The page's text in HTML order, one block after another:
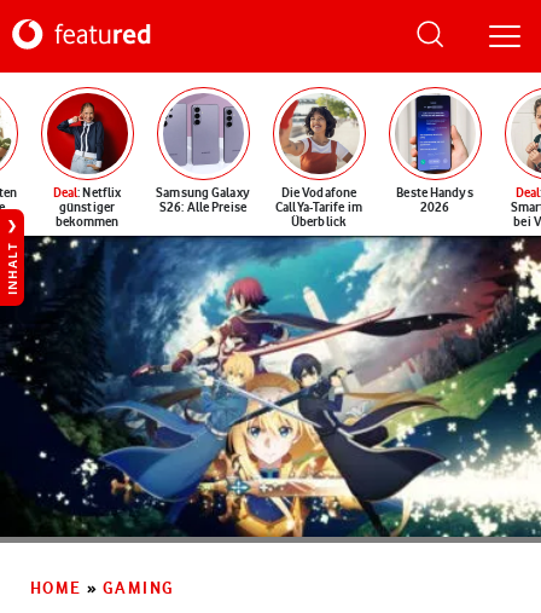
Deal: Netflix
günstiger
bekommen
Samsung Galaxy
S26: Alle Preise
Die Vodafone
CallYa-Tarife im
Überblick
Beste Handys
2026
Deal
bei
INHALT
HOME » GAMING